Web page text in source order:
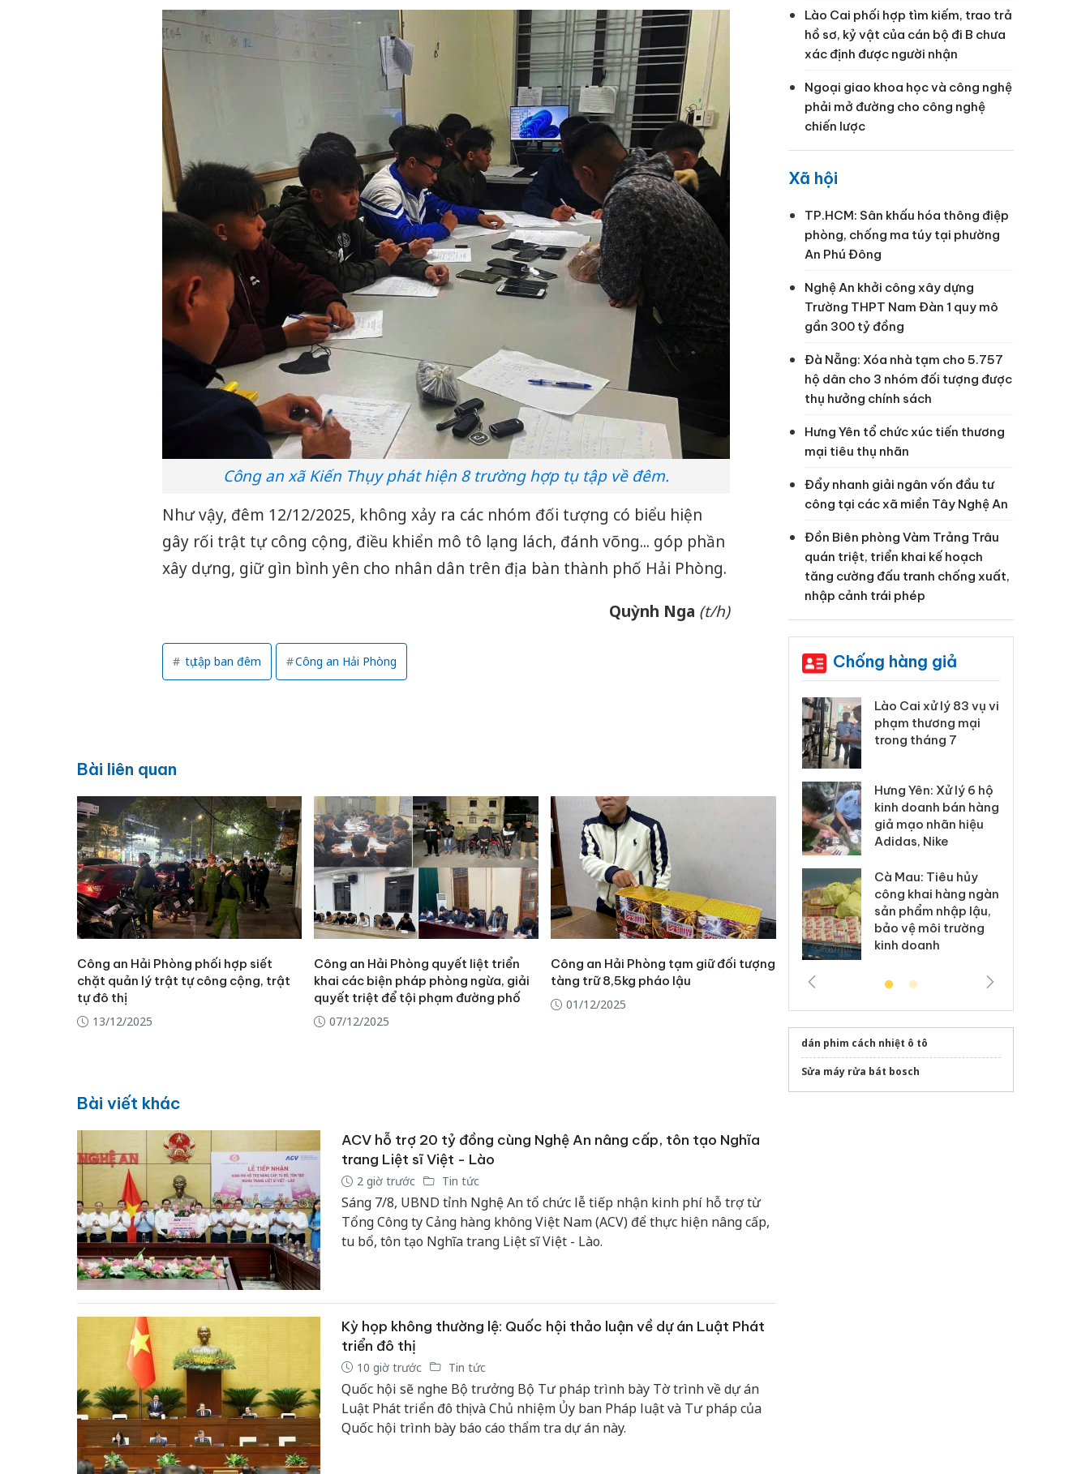
Công an xã Kiến Thụy phát hiện 8 trường hợp tụ tập về đêm.
Như vậy, đêm 12/12/2025, không xảy ra các nhóm đối tượng có biểu hiện
gây rối trật tự công cộng, điều khiển mô tô lạng lách, đánh võng... góp phần
xây dựng, giữ gìn bình yên cho nhân dân trên địa bàn thành phố Hải Phòng.
Quỳnh Nga (t/h)
tụ tập ban đêm Công an Hải Phòng
Bài liên quan
Công an Hải Phòng phối hợp siết
chặt quản lý trật tự công cộng, trật
tự đô thị
13/12/2025
Công an Hải Phòng quyết liệt triển
khai các biện pháp phòng ngừa, giải
quyết triệt để tội phạm đường phố
07/12/2025
Công an Hải Phòng tạm giữ đối tượng
tàng trữ 8,5kg pháo lậu
01/12/2025
Bài viết khác
ACV hỗ trợ 20 tỷ đồng cùng Nghệ An nâng cấp, tôn tạo Nghĩa
trang Liệt sĩ Việt - Lào
2 giờ trước Tin tức
Sáng 7/8, UBND tỉnh Nghệ An tổ chức lễ tiếp nhận kinh phí hỗ trợ từ
Tổng Công ty Cảng hàng không Việt Nam (ACV) để thực hiện nâng cấp,
tu bổ, tôn tạo Nghĩa trang Liệt sĩ Việt - Lào.
Kỳ họp không thường lệ: Quốc hội thảo luận về dự án Luật Phát
triển đô thị
10 giờ trước Tin tức
Quốc hội sẽ nghe Bộ trưởng Bộ Tư pháp trình bày Tờ trình về dự án
Luật Phát triển đô thị và Chủ nhiệm Ủy ban Pháp luật và Tư pháp của
Quốc hội trình bày báo cáo thẩm tra dự án này.
Lào Cai phối hợp tìm kiếm, trao trả
hồ sơ, kỷ vật của cán bộ đi B chưa
xác định được người nhận
Ngoại giao khoa học và công nghệ
phải mở đường cho công nghệ
chiến lược
Xã hội
TP.HCM: Sân khấu hóa thông điệp
phòng, chống ma túy tại phường
An Phú Đông
Nghệ An khởi công xây dựng
Trường THPT Nam Đàn 1 quy mô
gần 300 tỷ đồng
Đà Nẵng: Xóa nhà tạm cho 5.757
hộ dân cho 3 nhóm đối tượng được
thụ hưởng chính sách
Hưng Yên tổ chức xúc tiến thương
mại tiêu thụ nhãn
Đẩy nhanh giải ngân vốn đầu tư
công tại các xã miền Tây Nghệ An
Đồn Biên phòng Vàm Trảng Trâu
quán triệt, triển khai kế hoạch
tăng cường đấu tranh chống xuất,
nhập cảnh trái phép
Chống hàng giả
Thanh Hóa: Tìm bị
chủ mưu đường dây
bán hàng giả tại Phú
Quốc ra đầu thú
Lào Cai xử lý 83 vụ vi
phạm thương mại
trong tháng 7
Hưng Yên: Xử lý 6 hộ
kinh doanh bán hàng
giả mạo nhãn hiệu
Adidas, Nike
Cà Mau: Tiêu hủy
công khai hàng ngàn
sản phẩm nhập lậu,
bảo vệ môi trường
kinh doanh
dán phim cách nhiệt ô tô
Sửa máy rửa bát bosch